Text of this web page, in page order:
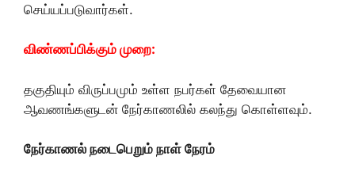
செய்யப்படுவார்கள்.
விண்ணப்பிக்கும் முறை:
தகுதியும் விருப்பமும் உள்ள நபர்கள் தேவையான
ஆவணங்களுடன் நேர்காணலில் கலந்து கொள்ளவும்.
நேர்காணல் நடைபெறும் நாள் நேரம்